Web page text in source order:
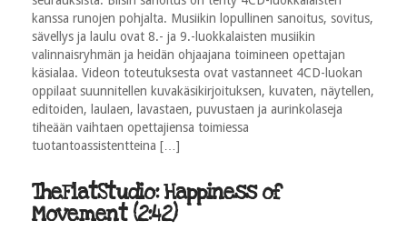
kanssa runojen pohjalta. Musiikin lopullinen sanoitus, sovitus,
sävellys ja laulu ovat 8.- ja 9.-luokkalaisten musiikin
valinnaisryhmän ja heidän ohjaajana toimineen opettajan
käsialaa. Videon toteutuksesta ovat vastanneet 4CD-luokan
oppilaat suunnitellen kuvakäsikirjoituksen, kuvaten, näytellen,
editoiden, laulaen, lavastaen, puvustaen ja aurinkolaseja
tiheään vaihtaen opettajiensa toimiessa
tuotantoassistentteina […]
TheFlatStudio: Happiness of
Movement (2:42)